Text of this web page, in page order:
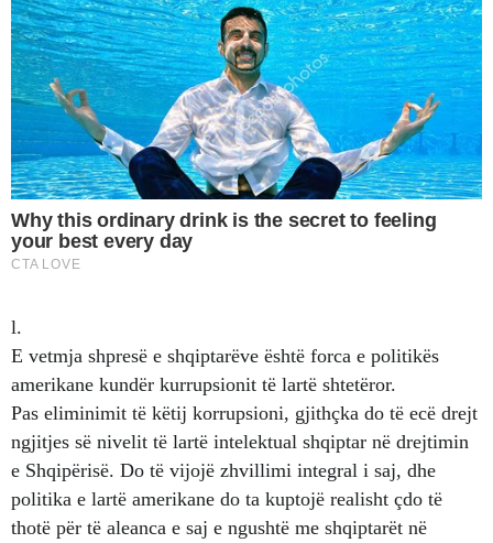
l.
E vetmja shpresë e shqiptarëve është forca e politikës
amerikane kundër kurrupsionit të lartë shtetëror.
Pas eliminimit të këtij korrupsioni, gjithçka do të ecë drejt
ngjitjes së nivelit të lartë intelektual shqiptar në drejtimin
e Shqipërisë. Do të vijojë zhvillimi integral i saj, dhe
politika e lartë amerikane do ta kuptojë realisht çdo të
thotë për të aleanca e saj e ngushtë me shqiptarët në